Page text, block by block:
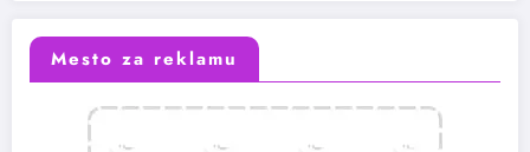
Mesto za reklamu